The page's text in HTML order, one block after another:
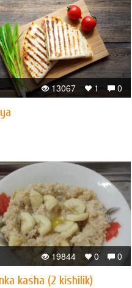
0
1
13067
0
0
19844
kasha (2 kishilik)